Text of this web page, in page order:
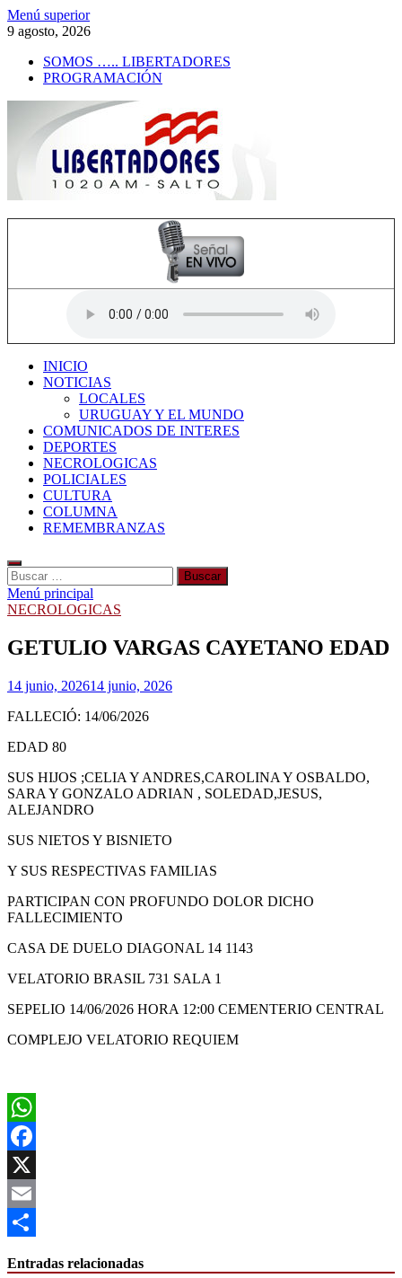
Saltar
al
Menú superior
9 agosto, 2026
SOMOS ….. LIBERTADORES
PROGRAMACIÓN
INICIO
NOTICIAS
LOCALES
URUGUAY Y EL MUNDO
COMUNICADOS DE INTERES
DEPORTES
NECROLOGICAS
POLICIALES
CULTURA
COLUMNA
REMEMBRANZAS
Buscar:
Menú principal
NECROLOGICAS
GETULIO VARGAS CAYETANO EDAD
14 junio, 202614 junio, 2026
FALLECIÓ: 14/06/2026
EDAD 80
SUS HIJOS ;CELIA Y ANDRES,CAROLINA Y OSBALDO,
SARA Y GONZALO ADRIAN , SOLEDAD,JESUS,
ALEJANDRO
SUS NIETOS Y BISNIETO
Y SUS RESPECTIVAS FAMILIAS
PARTICIPAN CON PROFUNDO DOLOR DICHO
FALLECIMIENTO
CASA DE DUELO DIAGONAL 14 1143
VELATORIO BRASIL 731 SALA 1
SEPELIO 14/06/2026 HORA 12:00 CEMENTERIO CENTRAL
COMPLEJO VELATORIO REQUIEM
WhatsApp
Facebook
X
Email
Entradas relacionadas